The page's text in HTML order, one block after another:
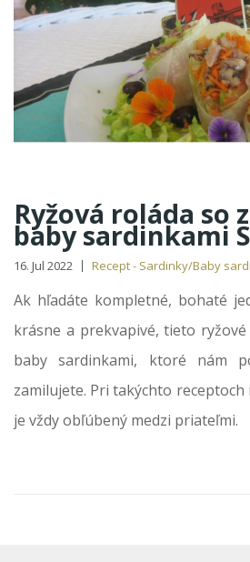
Ryžová roláda so
baby sardinkami
16. Jul 2022 Recept - Sardinky/Baby
Ak hľadáte kompletné, bohaté
krásne a prekvapivé, tieto
baby sardinkami, ktoré nám
zamilujete. Pri takýchto receptoch
je vždy obľúbený medzi priateľmi.